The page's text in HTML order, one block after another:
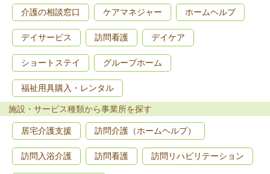
介護の相談窓口 ケアマネジャー ホームヘルプ
デイサービス 訪問看護 デイケア
ショートステイ グループホーム
福祉用具購入・レンタル
施設・サービス種類から事業所を探す
居宅介護支援 訪問介護（ホームヘルプ）
訪問入浴介護 訪問看護 訪問リハビリテーション